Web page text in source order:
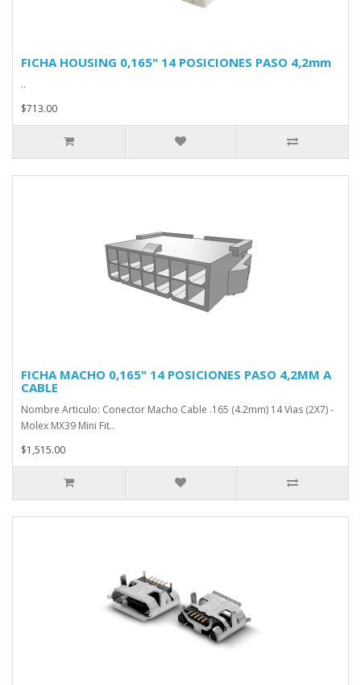
FICHA HOUSING 0,165" 14 POSICIONES PASO 4,2mm
..
$713.00
FICHA MACHO 0,165" 14 POSICIONES PASO 4,2MM A
CABLE
Nombre Articulo: Conector Macho Cable .165 (4.2mm) 14 Vias (2X7) -
Molex MX39 Mini Fit..
$1,515.00